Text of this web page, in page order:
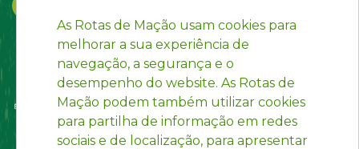
As Rotas de Mação usam cookies para
melhorar a sua experiência de
navegação, a segurança e o
desempenho do website. As Rotas de
Mação podem também utilizar cookies
para partilha de informação em redes
sociais e de localização, para apresentar